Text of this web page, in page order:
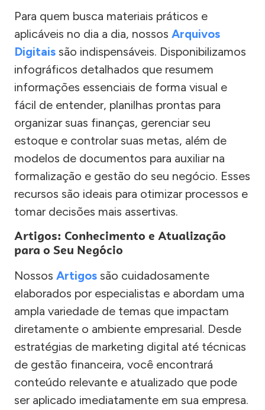
Para quem busca materiais práticos e
aplicáveis no dia a dia, nossos Arquivos
Digitais são indispensáveis. Disponibilizamos
infográficos detalhados que resumem
informações essenciais de forma visual e
fácil de entender, planilhas prontas para
organizar suas finanças, gerenciar seu
estoque e controlar suas metas, além de
modelos de documentos para auxiliar na
formalização e gestão do seu negócio. Esses
recursos são ideais para otimizar processos e
tomar decisões mais assertivas.
Artigos: Conhecimento e Atualização
para o Seu Negócio
Nossos Artigos são cuidadosamente
elaborados por especialistas e abordam uma
ampla variedade de temas que impactam
diretamente o ambiente empresarial. Desde
estratégias de marketing digital até técnicas
de gestão financeira, você encontrará
conteúdo relevante e atualizado que pode
ser aplicado imediatamente em sua empresa.